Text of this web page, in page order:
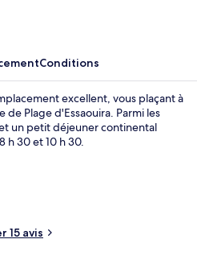
Cheminée
Conditions
excellent, vous plaçant à
de Plage d'Essaouira. Parmi les
un petit déjeuner continental
h 30 et 10 h 30.
15 avis